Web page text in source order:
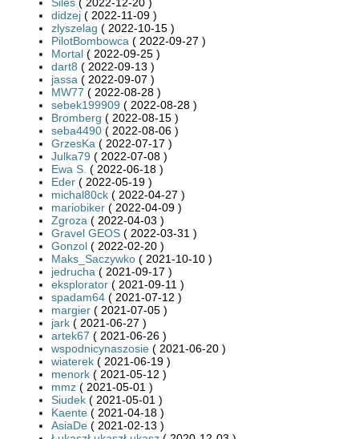
didzej ( 2022-11-09 )
zlyszelag ( 2022-10-15 )
PilotBombowca ( 2022-09-27 )
Mortal ( 2022-09-25 )
dart8 ( 2022-09-13 )
jassa ( 2022-09-07 )
MW77 ( 2022-08-28 )
sebek199909 ( 2022-08-28 )
Bromberg ( 2022-08-15 )
seba4490 ( 2022-08-06 )
GrzesKa ( 2022-07-17 )
Julka79 ( 2022-07-08 )
Ewa S. ( 2022-06-18 )
Eder ( 2022-05-19 )
michal80ck ( 2022-04-27 )
mariobiker ( 2022-04-09 )
Zgroza ( 2022-04-03 )
Gravel GEOS ( 2022-03-31 )
Gonzol ( 2022-02-20 )
Maks_Saczywko ( 2021-10-10 )
jedrucha ( 2021-09-17 )
eksplorator ( 2021-09-11 )
spadam64 ( 2021-07-12 )
margier ( 2021-07-05 )
jark ( 2021-06-27 )
artek67 ( 2021-06-26 )
wspodnicynaszosie ( 2021-06-20 )
wiaterek ( 2021-06-19 )
menork ( 2021-05-12 )
mmz ( 2021-05-01 )
Siudek ( 2021-05-01 )
Kaente ( 2021-04-18 )
AsiaDe ( 2021-02-13 )